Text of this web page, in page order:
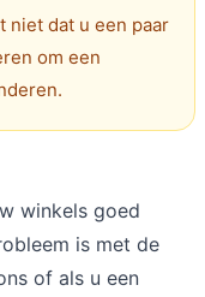
niet dat u een paar
om een
winkels goed
is met de
of als u een